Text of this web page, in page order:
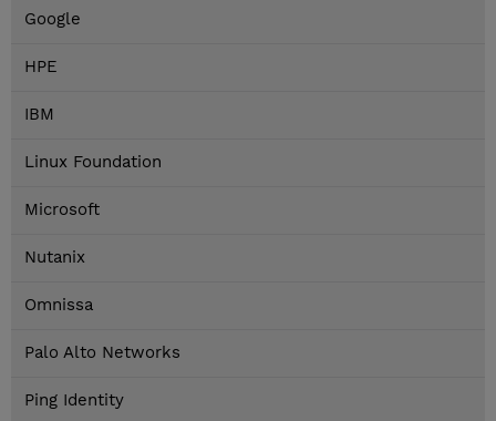
Google
HPE
IBM
Linux Foundation
Microsoft
Nutanix
Omnissa
Palo Alto Networks
Ping Identity